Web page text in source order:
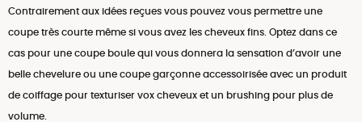
Contrairement aux idées reçues vous pouvez vous permettre une
coupe très courte même si vous avez les cheveux fins. Optez dans ce
cas pour une coupe boule qui vous donnera la sensation d’avoir une
belle chevelure ou une coupe garçonne accessoirisée avec un produit
de coiffage pour texturiser vox cheveux et un brushing pour plus de
volume.